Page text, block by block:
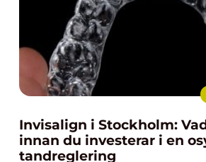
Invisalign i Stockholm:
innan du investerar i en
tandreglering